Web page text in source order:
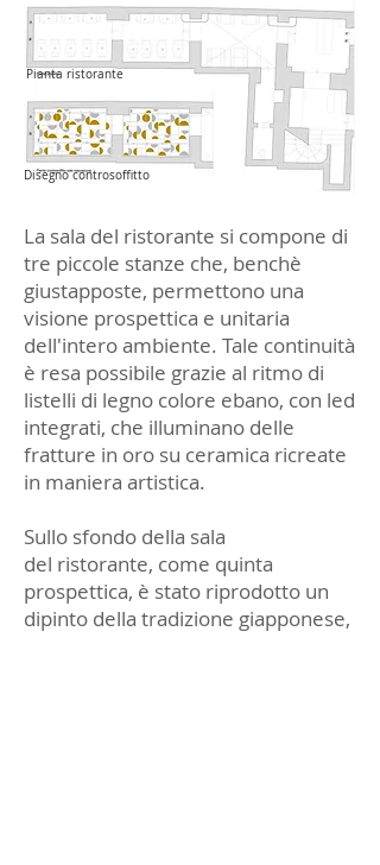
Pianta ristorante
Disegno controsoffitto
La sala del ristorante si compone di
tre piccole stanze che, benchè
giustapposte, permettono una
visione prospettica e unitaria
dell'intero ambiente. Tale continuità
è resa possibile grazie al ritmo di
listelli di legno colore ebano, con led
integrati, che illuminano delle
fratture in oro su ceramica ricreate
in maniera artistica.
Sullo sfondo della sala
del ristorante, come quinta
prospettica, è stato riprodotto un
dipinto della tradizione giapponese,